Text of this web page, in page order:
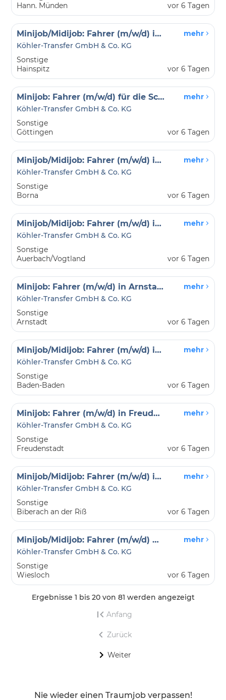
Hann. Münden
vor 6 Tagen
Minijob/Midijob: Fahrer (m/w/d) in Hainspitz und Hermsdorf
Köhler-Transfer GmbH & Co. KG
Sonstige
Hainspitz
mehr
vor 6 Tagen
Minijob: Fahrer (m/w/d) für die Schülerbeförderung Göttingen
Köhler-Transfer GmbH & Co. KG
Sonstige
Göttingen
mehr
vor 6 Tagen
Minijob/Midijob: Fahrer (m/w/d) in Borna
Köhler-Transfer GmbH & Co. KG
Sonstige
Borna
mehr
vor 6 Tagen
Minijob/Midijob: Fahrer (m/w/d) in Auerbach/Vogtland
Köhler-Transfer GmbH & Co. KG
Sonstige
Auerbach/Vogtland
mehr
vor 6 Tagen
Minijob: Fahrer (m/w/d) in Arnstadt
Köhler-Transfer GmbH & Co. KG
Sonstige
Arnstadt
mehr
vor 6 Tagen
Minijob/Midijob: Fahrer (m/w/d) in Baden-Baden
Köhler-Transfer GmbH & Co. KG
Sonstige
Baden-Baden
mehr
vor 6 Tagen
Minijob: Fahrer (m/w/d) in Freudenstadt
Köhler-Transfer GmbH & Co. KG
Sonstige
Freudenstadt
mehr
vor 6 Tagen
Minijob/Midijob: Fahrer (m/w/d) in Biberach an der Riß
Köhler-Transfer GmbH & Co. KG
Sonstige
Biberach an der Riß
mehr
vor 6 Tagen
Minijob/Midijob: Fahrer (m/w/d) & Begleitperson in Wiesloch
Köhler-Transfer GmbH & Co. KG
Sonstige
Wiesloch
mehr
vor 6 Tagen
Ergebnisse 1 bis 20 von 81 werden angezeigt
Anfang
Zurück
Weiter
Nie wieder einen Traumjob verpassen!